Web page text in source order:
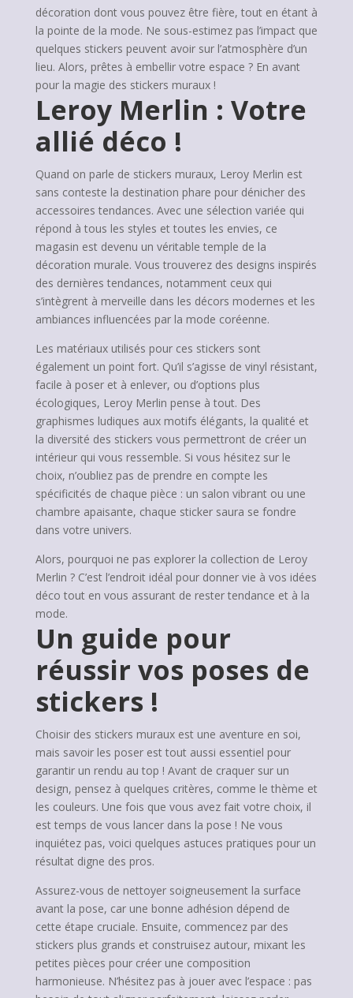
décoration dont vous pouvez être fière, tout en étant à
la pointe de la mode. Ne sous-estimez pas l’impact que
quelques stickers peuvent avoir sur l’atmosphère d’un
lieu. Alors, prêtes à embellir votre espace ? En avant
pour la magie des stickers muraux !
Leroy Merlin : Votre
allié déco !
Quand on parle de stickers muraux, Leroy Merlin est
sans conteste la destination phare pour dénicher des
accessoires tendances. Avec une sélection variée qui
répond à tous les styles et toutes les envies, ce
magasin est devenu un véritable temple de la
décoration murale. Vous trouverez des designs inspirés
des dernières tendances, notamment ceux qui
s’intègrent à merveille dans les décors modernes et les
ambiances influencées par la mode coréenne.
Les matériaux utilisés pour ces stickers sont
également un point fort. Qu’il s’agisse de vinyl résistant,
facile à poser et à enlever, ou d’options plus
écologiques, Leroy Merlin pense à tout. Des
graphismes ludiques aux motifs élégants, la qualité et
la diversité des stickers vous permettront de créer un
intérieur qui vous ressemble. Si vous hésitez sur le
choix, n’oubliez pas de prendre en compte les
spécificités de chaque pièce : un salon vibrant ou une
chambre apaisante, chaque sticker saura se fondre
dans votre univers.
Alors, pourquoi ne pas explorer la collection de Leroy
Merlin ? C’est l’endroit idéal pour donner vie à vos idées
déco tout en vous assurant de rester tendance et à la
mode.
Un guide pour
réussir vos poses de
stickers !
Choisir des stickers muraux est une aventure en soi,
mais savoir les poser est tout aussi essentiel pour
garantir un rendu au top ! Avant de craquer sur un
design, pensez à quelques critères, comme le thème et
les couleurs. Une fois que vous avez fait votre choix, il
est temps de vous lancer dans la pose ! Ne vous
inquiétez pas, voici quelques astuces pratiques pour un
résultat digne des pros.
Assurez-vous de nettoyer soigneusement la surface
avant la pose, car une bonne adhésion dépend de
cette étape cruciale. Ensuite, commencez par des
stickers plus grands et construisez autour, mixant les
petites pièces pour créer une composition
harmonieuse. N’hésitez pas à jouer avec l’espace : pas